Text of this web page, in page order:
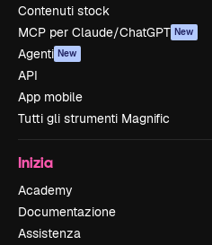
Contenuti stock
MCP per Claude/ChatGPT New
Agenti New
API
App mobile
Tutti gli strumenti Magnific
Inizia
Academy
Documentazione
Assistenza